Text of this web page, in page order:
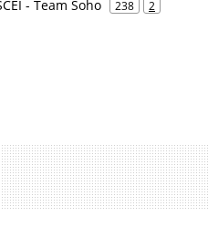
- Team Soho
238 2